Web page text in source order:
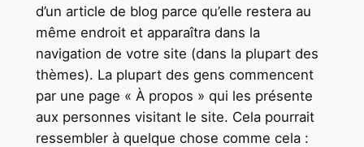
d’un article de blog parce qu’elle restera au
même endroit et apparaîtra dans la
navigation de votre site (dans la plupart des
thèmes). La plupart des gens commencent
par une page « À propos » qui les présente
aux personnes visitant le site. Cela pourrait
ressembler à quelque chose comme cela :